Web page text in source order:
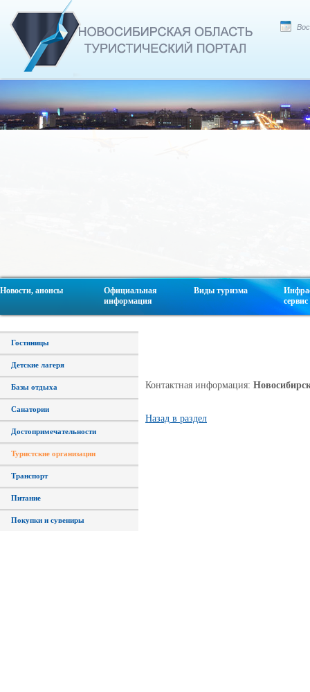
Новости, анонсы
Официальная
информация
Виды туризма
сервис
Гостиницы
Детские лагеря
Базы отдыха
Санатории
Достопримечательности
Туристские организации
Транспорт
Питание
Покупки и сувениры
Контактная информация:
Назад в раздел